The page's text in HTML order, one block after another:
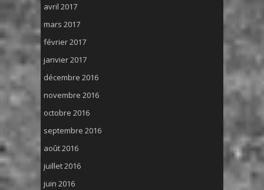
avril 2017
mars 2017
février 2017
janvier 2017
décembre 2016
novembre 2016
octobre 2016
septembre 2016
août 2016
juillet 2016
juin 2016